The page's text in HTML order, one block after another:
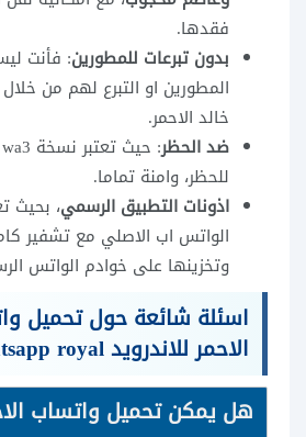
فقدها.
بدون تبرعات للمطورين: فأنت
المطورين او التبرع لهم من
خالد الاحمر.
ضد الحظر
للحظر، وامنة تماما.
اذونات التطبيق الرسمي، بحيث
الواتس اب الاصلي مع تشفير
وتخزينها على خوادم الواتس
اسئلة شائعة حول تحميل
الاحمر للاندرويد whatsapp royal
هل يمكن تحميل واتساب